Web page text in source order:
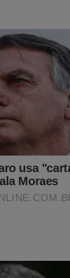
a real
livro"Supremo
que
obra estão
quer
voce-nao-